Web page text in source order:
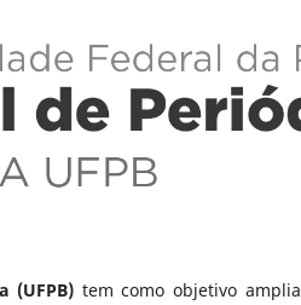
(UFPB)tem como objetivo